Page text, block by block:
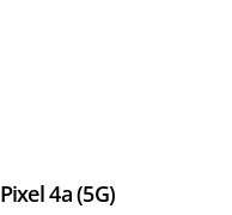
Pixel 4a (5G)